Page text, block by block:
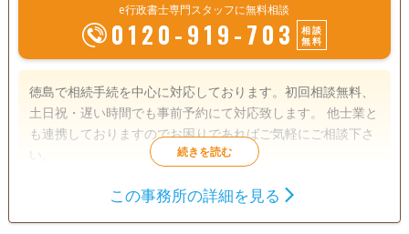
e行政書士専門スタッフに無料相談
0120-919-703
相談
無料
徳島で相続手続を中心に対応しております。初回相談無料、
土日祝・遅い時間でも事前予約にて対応致します。 他士業と
も連携しておりますのでお困りであればご気軽にご相談下さ
遺産分割
この事務所の詳細を見る